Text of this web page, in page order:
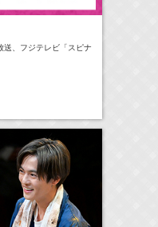
送、フジテレビ「スピナ